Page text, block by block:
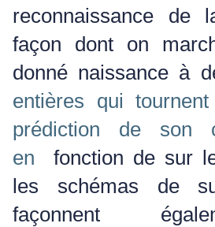
reconnaissance de
façon dont on
donné naissance à
entières qui
prédiction de son
en fonction de sur
les schémas de
façonnent